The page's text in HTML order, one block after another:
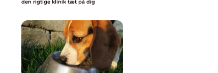
den rigtige klinik tæt på dig